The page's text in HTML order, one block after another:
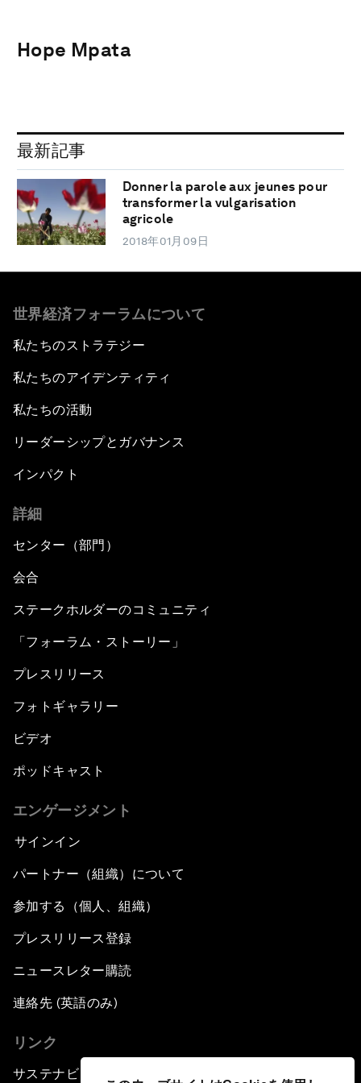
Hope Mpata
最新記事
Donner la parole aux jeunes pour
transformer la vulgarisation
agricole
2018年01月09日
世界経済フォーラムについて
私たちのストラテジー
私たちのアイデンティティ
私たちの活動
リーダーシップとガバナンス
インパクト
詳細
センター（部門）
会合
ステークホルダーのコミュニティ
「フォーラム・ストーリー」
プレスリリース
フォトギャラリー
ビデオ
ポッドキャスト
エンゲージメント
サインイン
パートナー（組織）について
参加する（個人、組織）
プレスリリース登録
ニュースレター購読
連絡先 (英語のみ)
リンク
サステナビリティへの取り組み